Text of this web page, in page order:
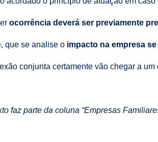
ocorrência deverá ser previamente
que se analise o impacto na empresa
conjunta certamente vão chegar a
faz parte da coluna “Empresas